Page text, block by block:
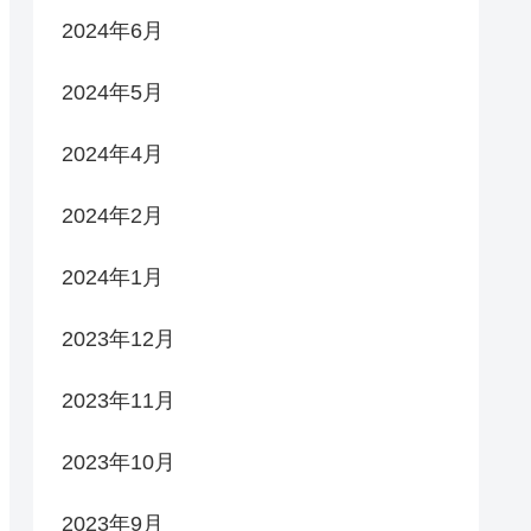
2024年6月
2024年5月
2024年4月
2024年2月
2024年1月
2023年12月
2023年11月
2023年10月
2023年9月